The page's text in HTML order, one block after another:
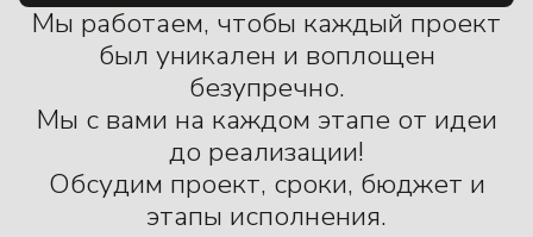
Мы работаем, чтобы каждый проект
был уникален и воплощен
безупречно.
Мы с вами на каждом этапе от идеи
до реализации!
Обсудим проект, сроки, бюджет и
этапы исполнения.